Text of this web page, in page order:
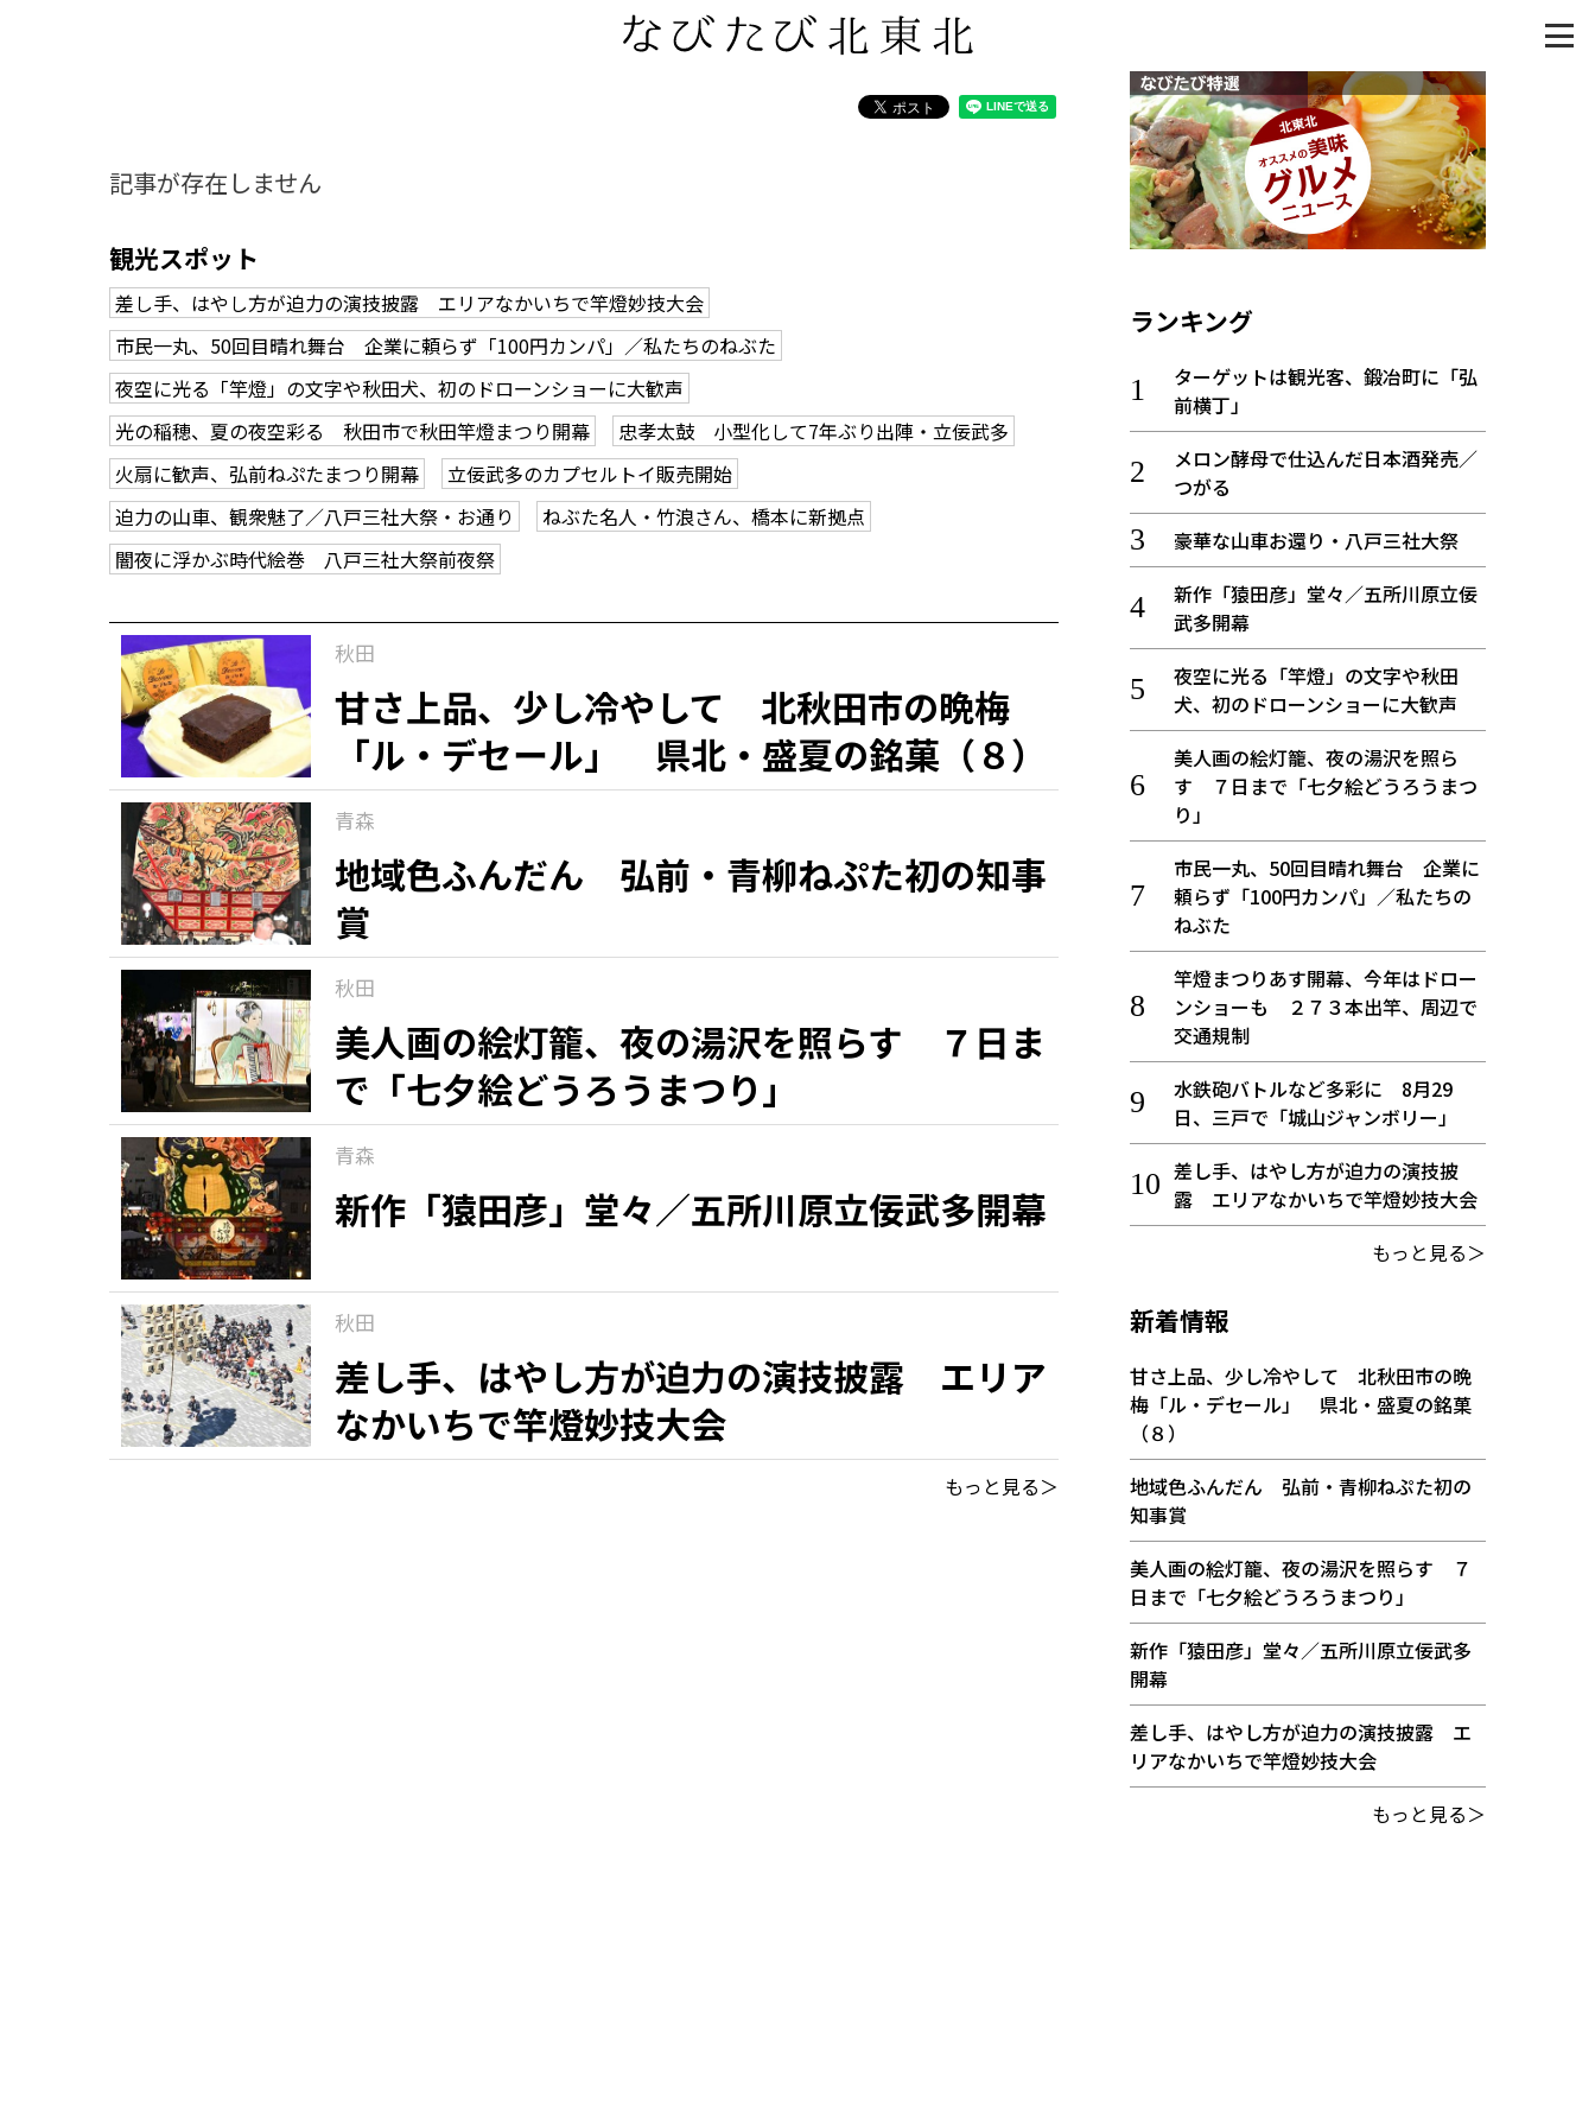
記事が存在しません
観光スポット
差し手、はやし方が迫力の演技披露 エリアなかいちで竿燈妙技大会
市民一丸、50回目晴れ舞台 企業に頼らず「100円カンパ」／私たちのねぶた
夜空に光る「竿燈」の文字や秋田犬、初のドローンショーに大歓声
光の稲穂、夏の夜空彩る 秋田市で秋田竿燈まつり開幕
忠孝太鼓 小型化して7年ぶり出陣・立佞武多
火扇に歓声、弘前ねぷたまつり開幕
立佞武多のカプセルトイ販売開始
迫力の山車、観衆魅了／八戸三社大祭・お通り
ねぶた名人・竹浪さん、橋本に新拠点
闇夜に浮かぶ時代絵巻 八戸三社大祭前夜祭
秋田
甘さ上品、少し冷やして 北秋田市の晩梅
「ル・デセール」 県北・盛夏の銘菓（８）
青森
地域色ふんだん 弘前・青柳ねぷた初の知事
賞
秋田
美人画の絵灯籠、夜の湯沢を照らす ７日ま
で「七夕絵どうろうまつり」
青森
新作「猿田彦」堂々／五所川原立佞武多開幕
秋田
差し手、はやし方が迫力の演技披露 エリア
なかいちで竿燈妙技大会
もっと見る＞
ランキング
ターゲットは観光客、鍛冶町に「弘
前横丁」
メロン酵母で仕込んだ日本酒発売／
つがる
豪華な山車お還り・八戸三社大祭
新作「猿田彦」堂々／五所川原立佞
武多開幕
夜空に光る「竿燈」の文字や秋田
犬、初のドローンショーに大歓声
美人画の絵灯籠、夜の湯沢を照ら
す ７日まで「七夕絵どうろうまつ
り」
市民一丸、50回目晴れ舞台 企業に
頼らず「100円カンパ」／私たちの
ねぶた
竿燈まつりあす開幕、今年はドロー
ンショーも ２７３本出竿、周辺で
交通規制
水鉄砲バトルなど多彩に 8月29
日、三戸で「城山ジャンボリー」
差し手、はやし方が迫力の演技披
露 エリアなかいちで竿燈妙技大会
もっと見る＞
新着情報
甘さ上品、少し冷やして 北秋田市の晩
梅「ル・デセール」 県北・盛夏の銘菓
（８）
地域色ふんだん 弘前・青柳ねぷた初の
知事賞
美人画の絵灯籠、夜の湯沢を照らす ７
日まで「七夕絵どうろうまつり」
新作「猿田彦」堂々／五所川原立佞武多
開幕
差し手、はやし方が迫力の演技披露 エ
リアなかいちで竿燈妙技大会
もっと見る＞
パワースポット
まつり・イベント
おみやげ・特産
道の駅・産直
アウトドア・レジャー